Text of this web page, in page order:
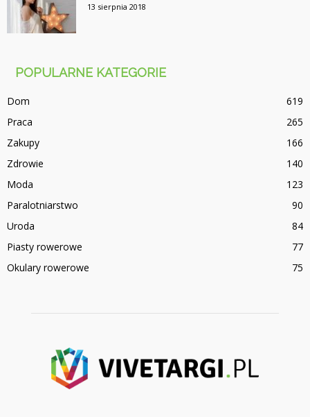
13 sierpnia 2018
POPULARNE KATEGORIE
Dom
619
Praca
265
Zakupy
166
Zdrowie
140
Moda
123
Paralotniarstwo
90
Uroda
84
Piasty rowerowe
77
Okulary rowerowe
75